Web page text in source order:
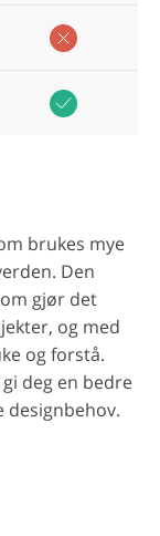
brukes mye
Den
gjør det
og med
og forstå.
deg en bedre
designbehov.